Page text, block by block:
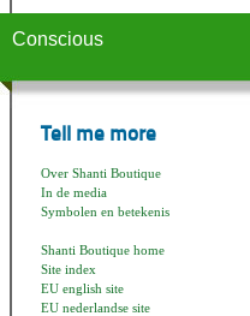
Conscious
Tell me more
Over Shanti Boutique
In de media
Symbolen en betekenis
Shanti Boutique home
Site index
EU english site
EU nederlandse site